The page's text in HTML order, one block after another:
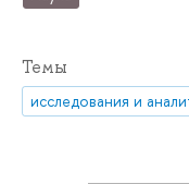
Темы
исследования и